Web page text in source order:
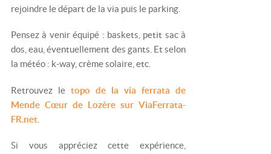
rejoindre le départ de la via puis le parking.
Pensez à venir équipé : baskets, petit sac à
dos, eau, éventuellement des gants. Et selon
la météo : k-way, crème solaire, etc.
Retrouvez letopo de la via ferrata de
Mende Cœur de Lozère sur ViaFerrata-
FR.net.
Si vous appréciez cette expérience,